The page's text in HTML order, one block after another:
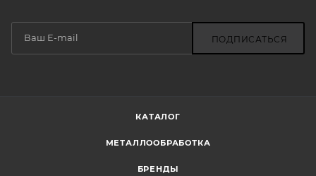
ПОДПИСАТЬСЯ
КАТАЛОГ
МЕТАЛЛООБРАБОТКА
БРЕНДЫ